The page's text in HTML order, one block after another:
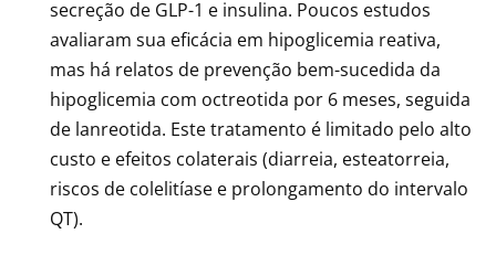
secreção de GLP-1 e insulina. Poucos estudos
avaliaram sua eficácia em hipoglicemia reativa,
mas há relatos de prevenção bem-sucedida da
hipoglicemia com octreotida por 6 meses, seguida
de lanreotida. Este tratamento é limitado pelo alto
custo e efeitos colaterais (diarreia, esteatorreia,
riscos de colelitíase e prolongamento do intervalo
QT).